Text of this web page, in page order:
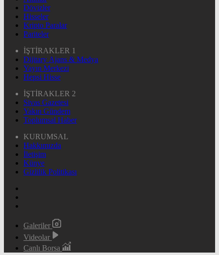
Dövizler
Hisseler
Kripto Paralar
Pariteler
İŞTİRAKLER 1
Dijitary Ajans & Medya
Yayın Merkezi
Hepsi Hisse
İŞTİRAKLER 2
Sivas Gazetesi
Yakın Gündem
Toplumsal Haber
KURUMSAL
Hakkımızda
İletişim
Künye
Gizlilik Politikası
Galeriler
Videolar
Canlı Borsa